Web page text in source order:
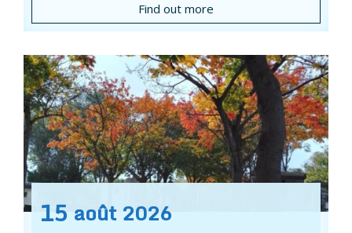
Find out more
15 août 2026